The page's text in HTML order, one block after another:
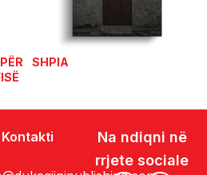
SHPIA
Kontakti
Na ndiqni në
rrjete sociale